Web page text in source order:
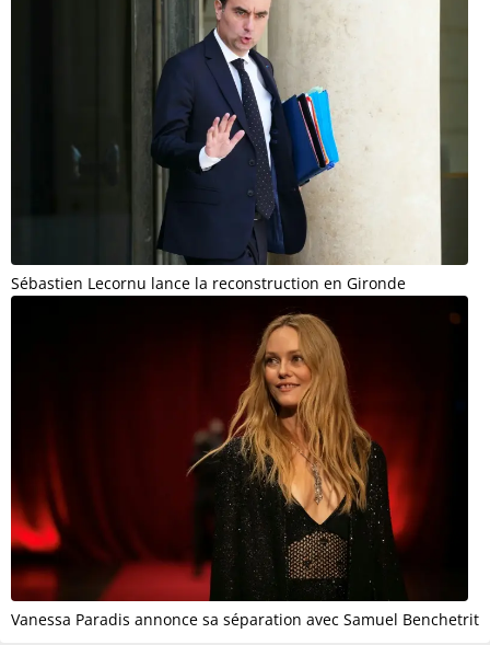
Sébastien Lecornu lance la reconstruction en Gironde
Vanessa Paradis annonce sa séparation avec Samuel Benchetrit